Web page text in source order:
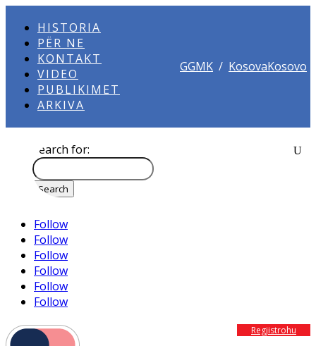
HISTORIA
PËR NE
KONTAKT
VIDEO
PUBLIKIMET
ARKIVA
GGMK / KosovaKosovo
Search for:
Follow
Follow
Follow
Follow
Follow
Follow
Regjistrohu